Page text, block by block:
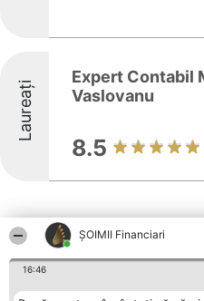
ȘOIMII Financiari
16:46
Laureați
Expert Contabil
Vaslovanu
8.5
Alte firme din zonă